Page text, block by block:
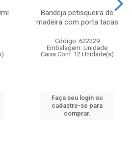
Bandeja petisqueira de
madeira com porta tacas
Código: 622229
Embalagem: Unidade
Caixa Com: 12 Unidade(s)
Faça seu login ou
cadastre-se para
comprar.